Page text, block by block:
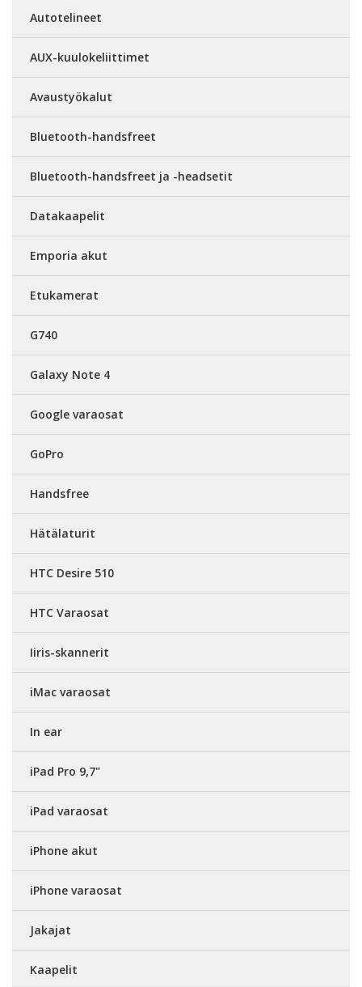
Autotelineet
AUX-kuulokeliittimet
Avaustyökalut
Bluetooth-handsfreet
Bluetooth-handsfreet ja -headsetit
Datakaapelit
Emporia akut
Etukamerat
G740
Galaxy Note 4
Google varaosat
GoPro
Handsfree
Hätälaturit
HTC Desire 510
HTC Varaosat
Iiris-skannerit
iMac varaosat
In ear
iPad Pro 9,7"
iPad varaosat
iPhone akut
iPhone varaosat
Jakajat
Kaapelit